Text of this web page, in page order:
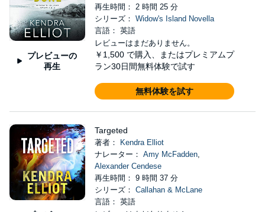
プレビューの
再生
再生時間： 2 時間 25 分
シリーズ： Widow's Island Novella
言語： 英語
レビューはまだありません。
￥1,500 で購入、またはプレミアムプ
ラン30日間無料体験で試す
無料体験を試す
Targeted
著者：
Kendra Elliot
ナレーター： Amy McFadden,
Alexander Cendese
再生時間： 9 時間 37 分
シリーズ： Callahan & McLane
言語： 英語